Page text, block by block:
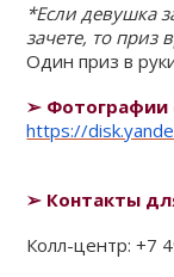
*Если девушка
зачете, то приз
Один приз в
➢ Фотографии
https://
➢ Контакты
Колл-центр: +7